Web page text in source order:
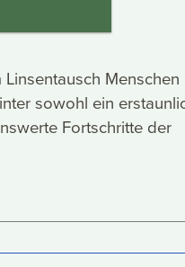
Menschen
sowohl ein
Fortschritte der